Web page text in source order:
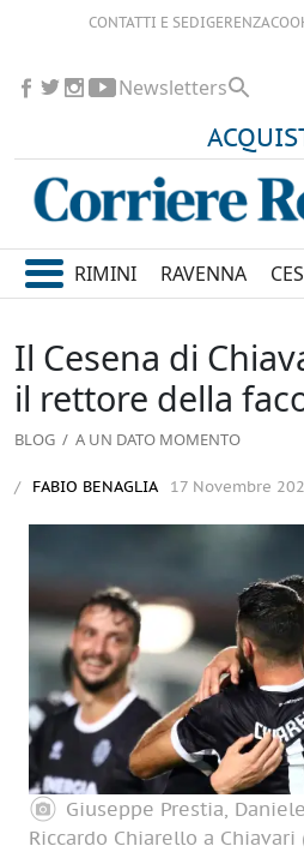
CONTATTI E SEDIGERENZA
Newsletters
RIMINI RAVENNA
Il Cesena di
il rettore della
BLOG / A UN DATO MOMENTO
FABIO BENAGLIA 17 Novembre
Giuseppe Prestia,
Riccardo Chiarello a Chiavari